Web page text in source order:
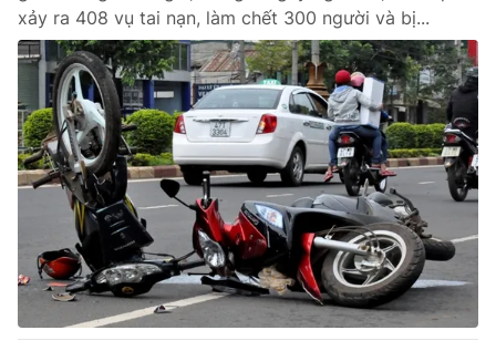
Pháp luật
Y tế
Thế giới
Thế giới đó đây
Câu chuyện quốc tế
Kinh tế
Tài chính
Thị trường
Dữ liệu và đời sống
xảy ra 408 vụ tai nạn, làm chết 300 người và bị...